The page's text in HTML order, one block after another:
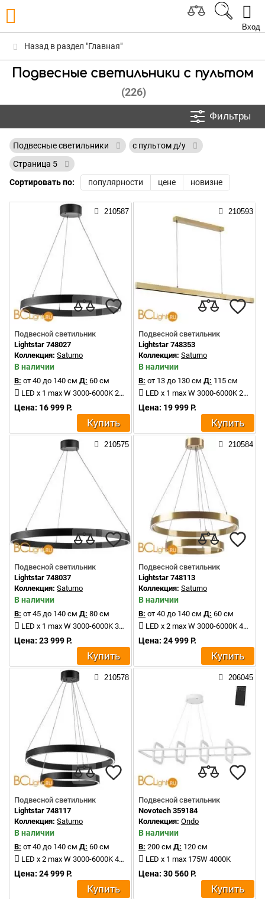
Вход
Назад в раздел "Главная"
Подвесные светильники с пультом
(226)
Фильтры
Подвесные светильники
с пультом д/у
Страница 5
Сортировать по:
популярности цене новизне
210587
Подвесной светильник
Lightstar 748027
Коллекция: Saturno
В наличии
В: от 40 до 140 см Д: 60 см
LED x 1 max W 3000-6000K 2500Lm
Цена: 16 999 Р.
Купить
210593
Подвесной светильник
Lightstar 748353
Коллекция: Saturno
В наличии
В: от 13 до 130 см Д: 115 см
LED x 1 max W 3000-6000K 2800Lm
Цена: 19 999 Р.
Купить
210575
Подвесной светильник
Lightstar 748037
Коллекция: Saturno
В наличии
В: от 45 до 140 см Д: 80 см
LED x 1 max W 3000-6000K 3500Lm
Цена: 23 999 Р.
Купить
210584
Подвесной светильник
Lightstar 748113
Коллекция: Saturno
В наличии
В: от 40 до 140 см Д: 60 см
LED x 2 max W 3000-6000K 4400Lm
Цена: 24 999 Р.
Купить
210578
Подвесной светильник
Lightstar 748117
Коллекция: Saturno
В наличии
В: от 40 до 140 см Д: 60 см
LED x 2 max W 3000-6000K 4400Lm
Цена: 24 999 Р.
Купить
206045
Подвесной светильник
Novotech 359184
Коллекция: Ondo
В наличии
В: 200 см Д: 120 см
LED x 1 max 175W 4000K
Цена: 30 560 Р.
Купить